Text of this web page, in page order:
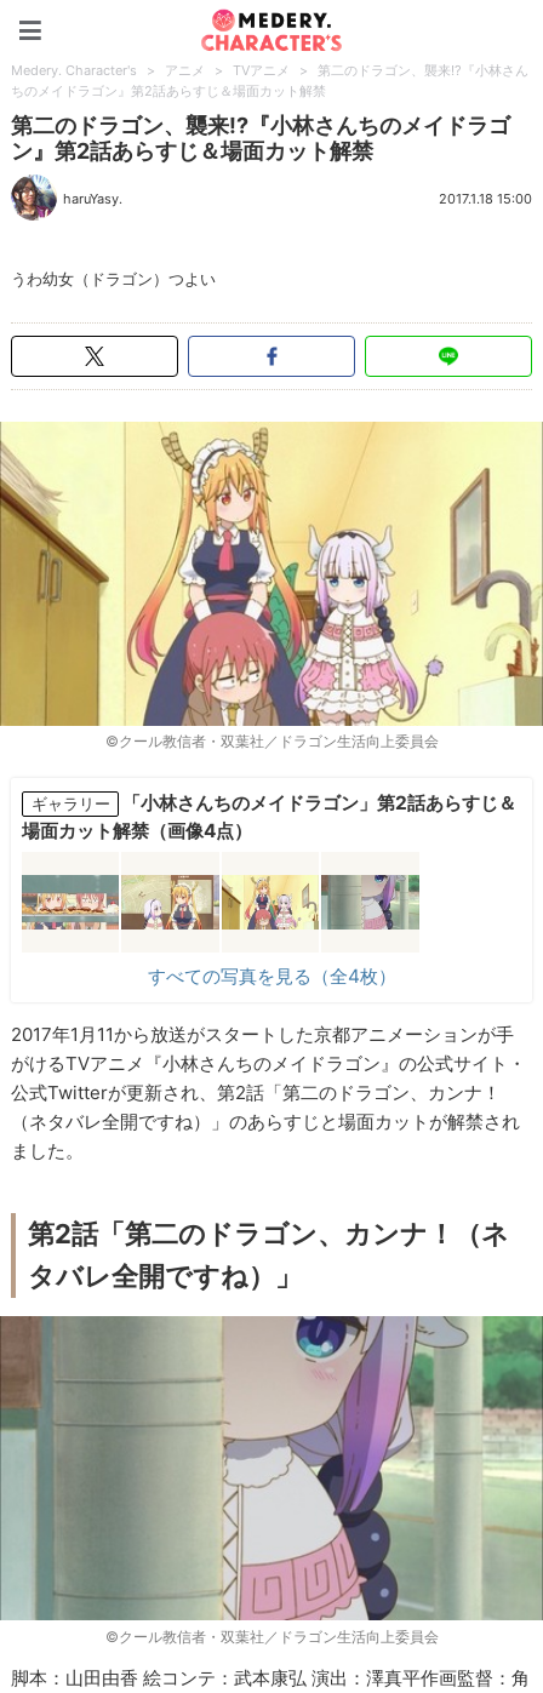
Medery. Character's > アニメ > TVアニメ >
第二のドラゴン、襲来!?『小林さん
ちのメイドラゴン』第2話あらすじ＆場面カット解禁
第二のドラゴン、襲来!?『小林さんちのメイドラゴ
ン』第2話あらすじ＆場面カット解禁
haruYasy. 2017.1.18 15:00
うわ幼女（ドラゴン）つよい
©クール教信者・双葉社／ドラゴン生活向上委員会
ギャラリー
「小林さんちのメイドラゴン」第2話あらすじ＆
場面カット解禁（画像4点）
すべての写真を見る（全4枚）
2017年1月11から放送がスタートした京都アニメーションが手
がけるTVアニメ『小林さんちのメイドラゴン』の公式サイト・
公式Twitterが更新され、第2話「第二のドラゴン、カンナ！
（ネタバレ全開ですね）」のあらすじと場面カットが解禁され
ました。
第2話「第二のドラゴン、カンナ！（ネ
タバレ全開ですね）」
©クール教信者・双葉社／ドラゴン生活向上委員会
脚本：山田由香 絵コンテ：武本康弘 演出：澤真平作画監督：角